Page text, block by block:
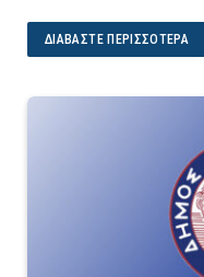
ΔΙΑΒΆΣΤΕ ΠΕΡΙΣΣΌΤΕΡΑ